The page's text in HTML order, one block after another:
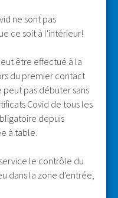
ne sont pas
ce soit à l'intérieur!
être effectué à la
du premier contact
pas débuter sans
Covid de tous les
depuis
à table.
le contrôle du
dans la zone d'entrée,